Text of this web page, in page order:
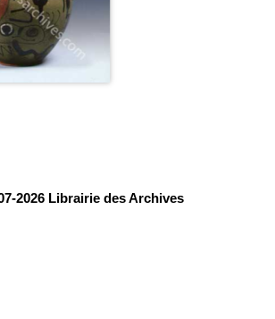
2026 Librairie des Archives